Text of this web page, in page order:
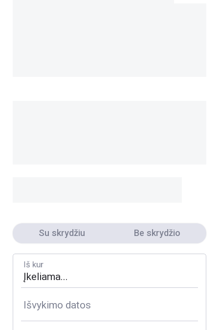
Su skrydžiu Be skrydžio
Iš kur
Išvykimo datos